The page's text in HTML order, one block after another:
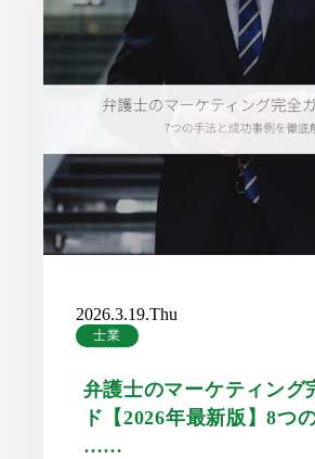
2026.3.19.Thu
士業
弁護士のマーケティング
ド【2026年最新版】8つ
……